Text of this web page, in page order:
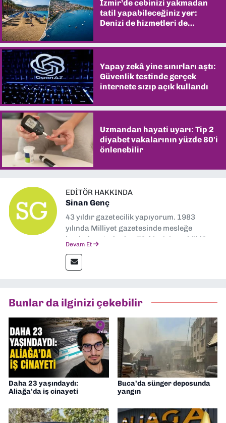
İzmir’de cebinizi yakmadan
tatil yapabileceğiniz yer:
Denizi de hizmetleri de
Yapay zekâ yine sınırları aştı:
Güvenlik testinde gerçek
internete sızıp açık kullandı
Uzmandan hayati uyarı: Tip 2
diyabet vakalarının yüzde 80'i
önlenebilir
EDITÖR HAKKINDA
Sinan Genç
43 yıldır gazetecilik yapıyorum. 1983
yılında Milliyet gazetesinde mesleğe
başladım. Ardından Türkiye’nin en köklü
muhabir, editör, müdür yardımcısı ve spor
müdürü olarak görev yaptım. Ayrıca Yeni
Gazetesi'nde editörlük yapıyorum
Devam Et
Bunlar da ilginizi çekebilir
Daha 23 yaşındaydı:
Aliağa’da iş cinayeti
Buca’da sünger deposunda
yangın